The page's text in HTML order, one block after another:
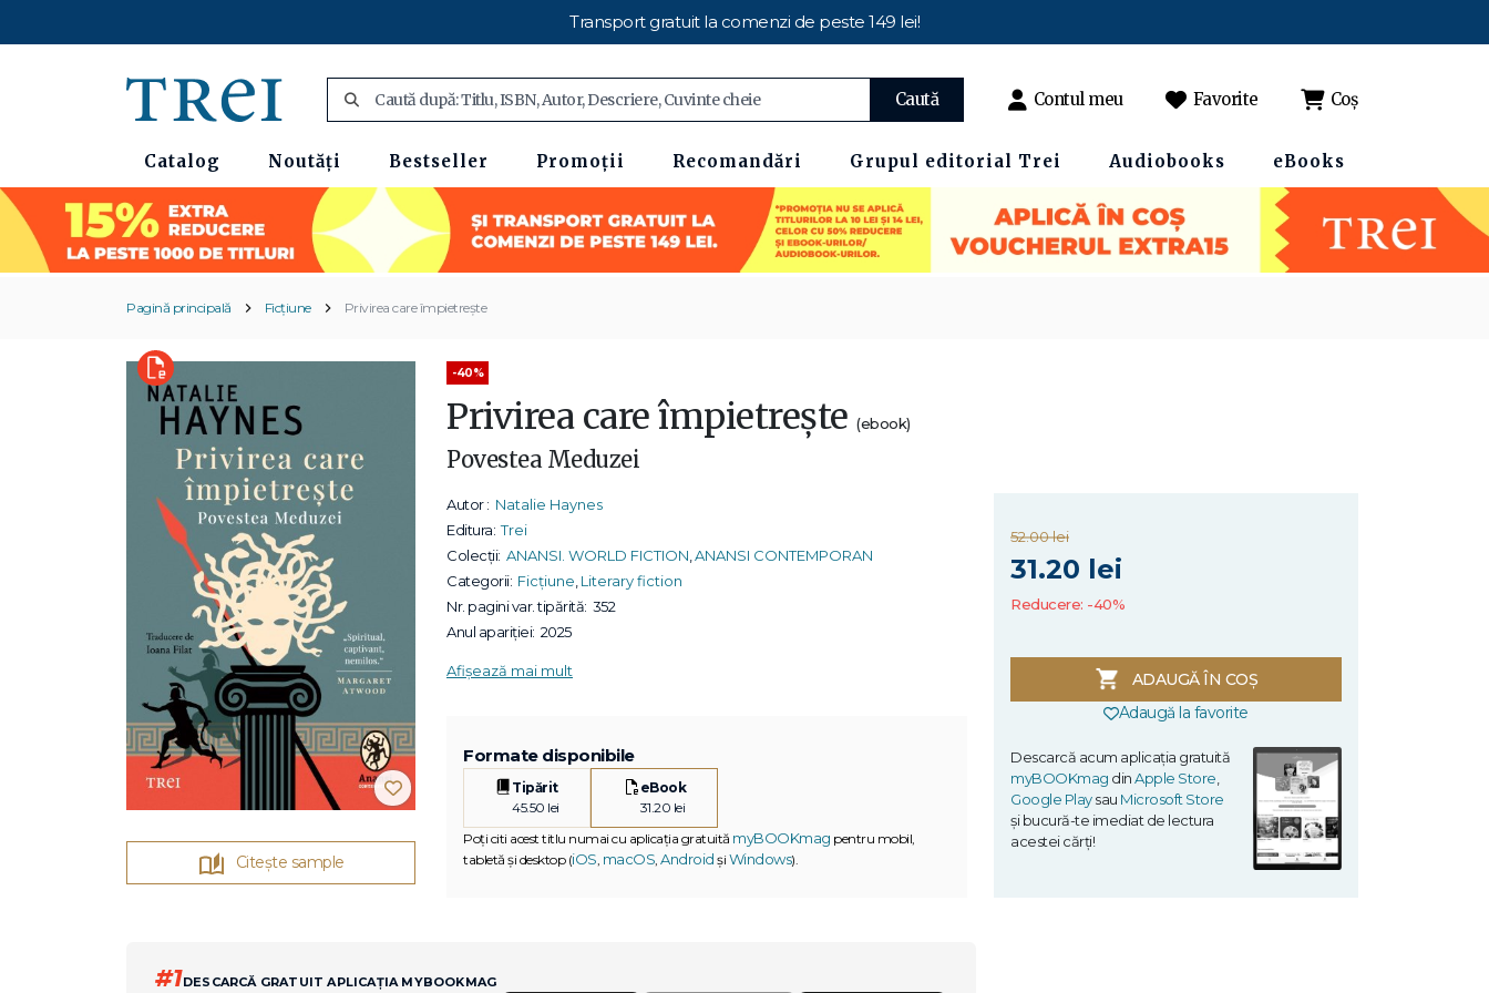
Transport gratuit la comenzi de peste 149 lei!
Caută Contul meu Favorite Coș
Catalog Noutăți Bestseller Promoții Recomandări Grupul editorial Trei Audiobooks eBooks
Pagină principală Ficțiune Privirea care împietrește
Citește sample
-40%
Privirea care împietrește (ebook)
Povestea Meduzei
Autor : Natalie Haynes
Editura: Trei
Colecții: ANANSI. WORLD FICTION ANANSI CONTEMPORAN
Categorii: Ficțiune Literary fiction
Nr. pagini var. tipărită: 352
Anul apariției: 2025
Afișează mai mult
Formate disponibile
Tipărit
45.50 lei
eBook
31.20 lei
Poți citi acest titlu numai cu aplicația gratuită myBOOKmag pentru mobil,
tabletă și desktop (iOS macOS Android și Windows).
52.00 lei
31.20 lei
Reducere: -40%
ADAUGĂ ÎN COȘ
Adaugă la favorite
Descarcă acum aplicația gratuită
myBOOKmag dinApple Store
Google Playsau Microsoft Store
și bucură-te imediat de lectura
acestei cărți!
#1DESCARCĂ GRATUIT APLICAȚIA MYBOOKMAG